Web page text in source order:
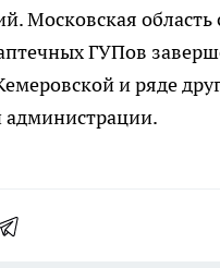
Московская
ГУПов
и ряде
администрации.